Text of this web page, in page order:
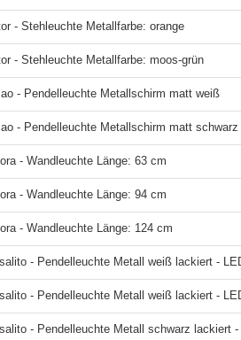
- Stehleuchte Metallfarbe: orange
- Stehleuchte Metallfarbe: moos-grün
- Pendelleuchte Metallschirm matt weiß
- Pendelleuchte Metallschirm matt schwarz
- Wandleuchte Länge: 63 cm
- Wandleuchte Länge: 94 cm
- Wandleuchte Länge: 124 cm
- Pendelleuchte Metall weiß lackiert -
- Pendelleuchte Metall weiß lackiert -
- Pendelleuchte Metall schwarz lackiert